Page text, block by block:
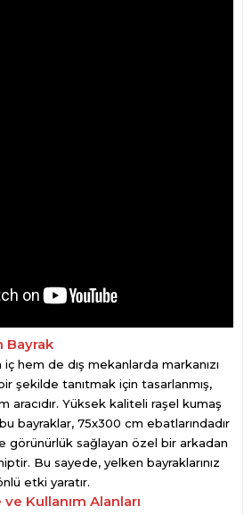
Bayrak
hem de dış mekanlarda markanızı
şekilde tanıtmak için tasarlanmış,
aracıdır. Yüksek kaliteli raşel kumaş
bayraklar, 75x300 cm ebatlarındadır
görünürlük sağlayan özel bir arkadan
Bu sayede, yelken bayraklarınız
etki yaratır.
Kullanım Alanları